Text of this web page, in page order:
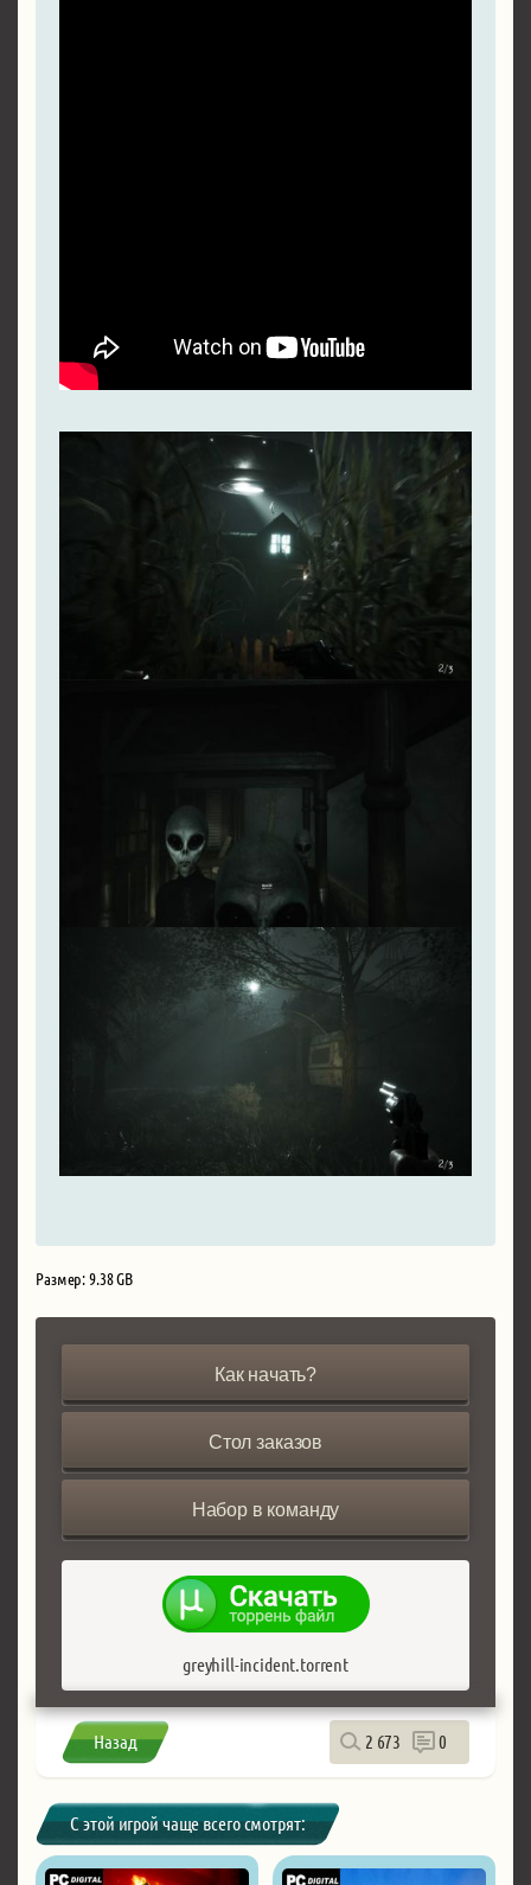
Размер: 9.38 GB
Как начать?
Стол заказов
Набор в команду
greyhill-incident.torrent
Назад 2 673 0
С этой игрой чаще всего смотрят: